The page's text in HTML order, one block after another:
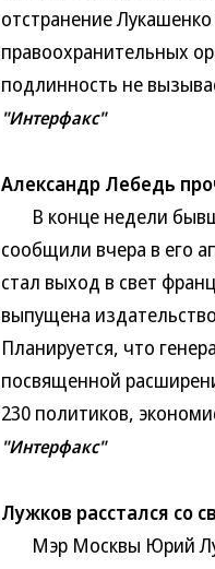
отстранение
правоохранительных
подлинность не
"Интерфакс"
Александр Лебедь
В конце недели
сообщили вчера в его
стал выход в свет
выпущена
Планируется, что
посвященной
230 политиков,
"Интерфакс"
Лужков расстался со
Мэр Москвы Юрий